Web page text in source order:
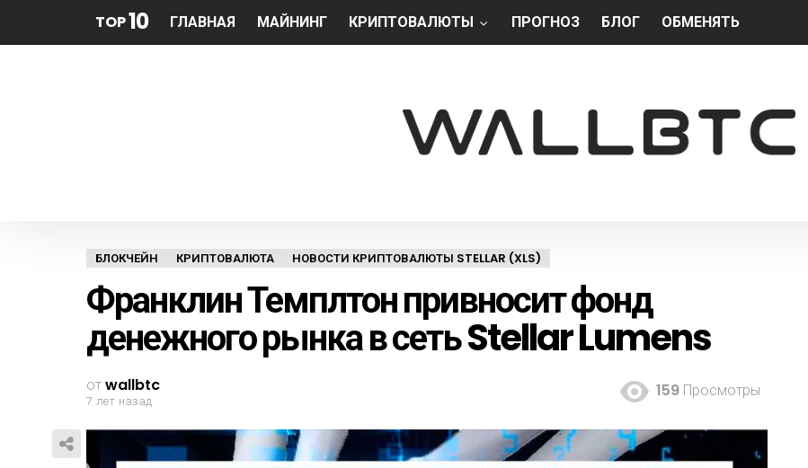
TOP10 ГЛАВНАЯ МАЙНИНГ КРИПТОВАЛЮТЫ ПРОГНОЗ БЛОГ ОБМЕНЯТЬ
БЛОКЧЕЙН КРИПТОВАЛЮТА НОВОСТИ КРИПТОВАЛЮТЫ STELLAR (XLS)
Франклин Темплтон привносит фонд
денежного рынка в сеть Stellar Lumens
отwallbtc
7 лет назад
159 Просмотры